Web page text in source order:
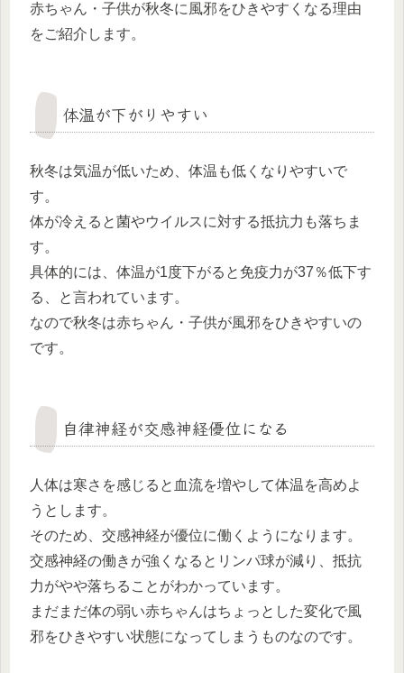
赤ちゃん・子供が秋冬に風邪をひきやすくなる理由
をご紹介します。
体温が下がりやすい
秋冬は気温が低いため、体温も低くなりやすいで
す。
体が冷えると菌やウイルスに対する抵抗力も落ちま
す。
具体的には、体温が1度下がると免疫力が37％低下す
る、と言われています。
なので秋冬は赤ちゃん・子供が風邪をひきやすいの
です。
自律神経が交感神経優位になる
人体は寒さを感じると血流を増やして体温を高めよ
うとします。
そのため、交感神経が優位に働くようになります。
交感神経の働きが強くなるとリンパ球が減り、抵抗
力がやや落ちることがわかっています。
まだまだ体の弱い赤ちゃんはちょっとした変化で風
邪をひきやすい状態になってしまうものなのです。